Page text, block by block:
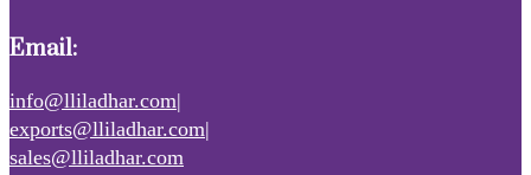
Email:
info@lliladhar.com|
exports@lliladhar.com|
sales@lliladhar.com